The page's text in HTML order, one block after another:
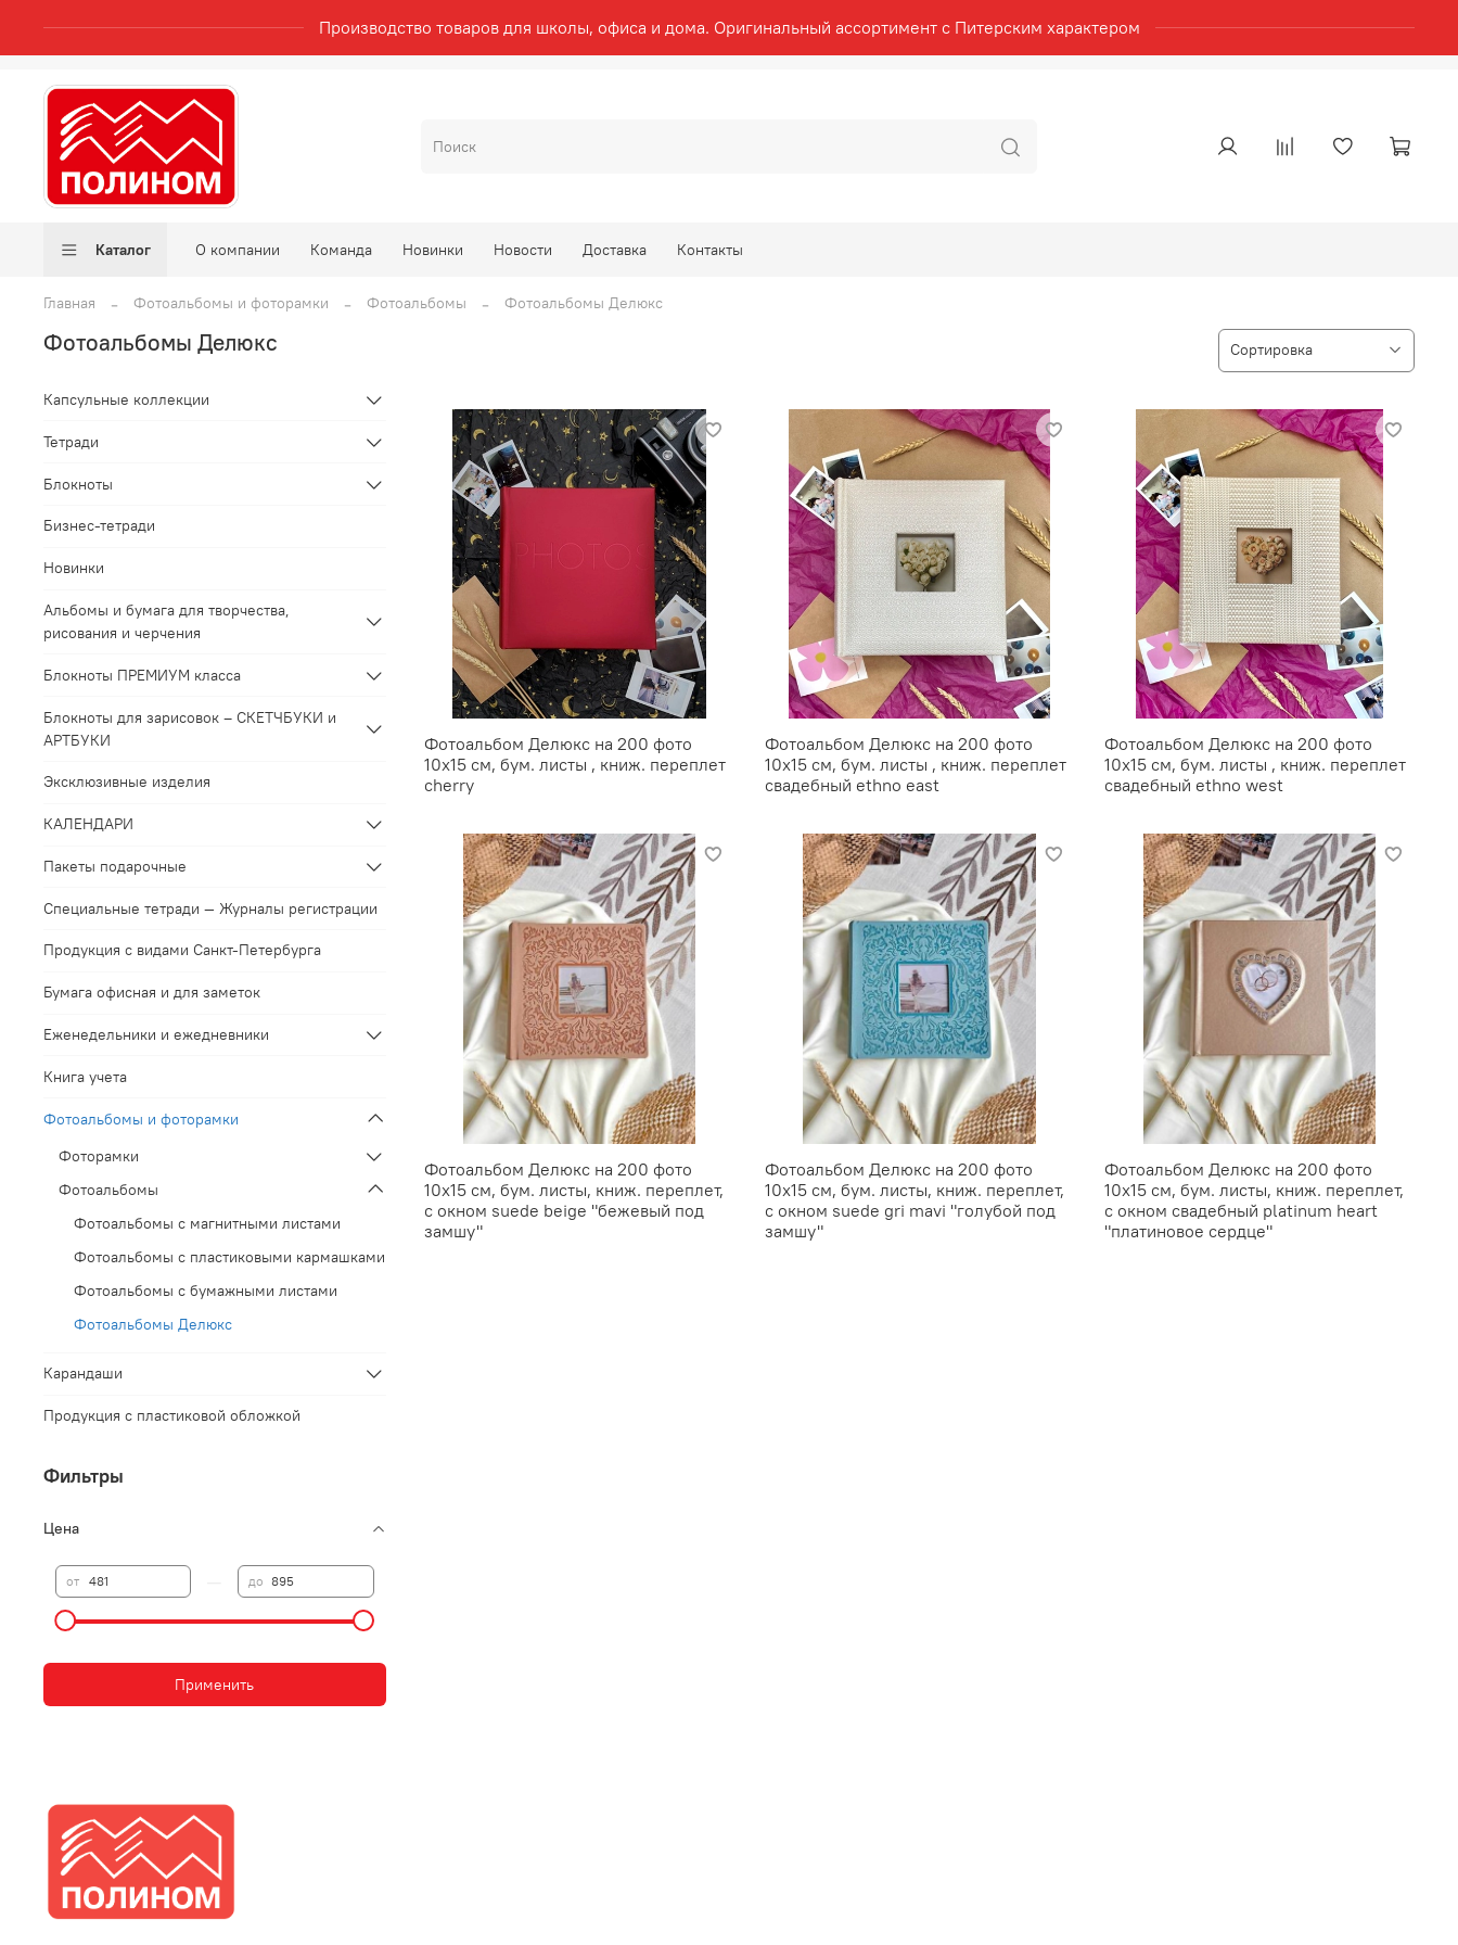
Производство товаров для школы, офиса и дома. Оригинальный ассортимент с Питерским характером
Каталог О компании Команда Новинки Новости Доставка Контакты
Главная Фотоальбомы и фоторамки Фотоальбомы Фотоальбомы Делюкс
Фотоальбомы Делюкс
Фотоальбом Делюкс на 200 фото
10х15 см, бум. листы , книж. переплет
cherry
Фотоальбом Делюкс на 200 фото
10х15 см, бум. листы , книж. переплет
свадебный ethno east
Фотоальбом Делюкс на 200 фото
10х15 см, бум. листы , книж. переплет
свадебный ethno west
Фотоальбом Делюкс на 200 фото
10х15 см, бум. листы, книж. переплет,
с окном suede beige "бежевый под
замшу"
Фотоальбом Делюкс на 200 фото
10х15 см, бум. листы, книж. переплет,
с окном suede gri mavi "голубой под
замшу"
Фотоальбом Делюкс на 200 фото
10х15 см, бум. листы, книж. переплет,
с окном свадебный platinum heart
"платиновое сердце"
Капсульные коллекции
Тетради
Блокноты
Бизнес-тетради
Новинки
Альбомы и бумага для творчества,
рисования и черчения
Блокноты ПРЕМИУМ класса
Блокноты для зарисовок – СКЕТЧБУКИ и
АРТБУКИ
Эксклюзивные изделия
КАЛЕНДАРИ
Пакеты подарочные
Специальные тетради — Журналы регистрации
Продукция с видами Санкт-Петербурга
Бумага офисная и для заметок
Еженедельники и ежедневники
Книга учета
Фотоальбомы и фоторамки
Фоторамки
Фотоальбомы
Фотоальбомы с магнитными листами
Фотоальбомы с пластиковыми кармашками
Фотоальбомы с бумажными листами
Фотоальбомы Делюкс
Карандаши
Продукция с пластиковой обложкой
Фильтры
Цена
от до
Применить